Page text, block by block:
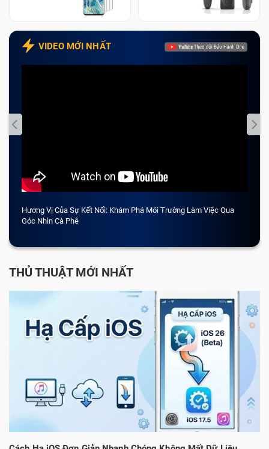
VIDEO MỚI NHẤT
Hương Vị Của Sự Kết Nối: Khám Phá Môi Trường Làm Việc Qua
Góc Nhìn Cà Phê
THỦ THUẬT MỚI NHẤT